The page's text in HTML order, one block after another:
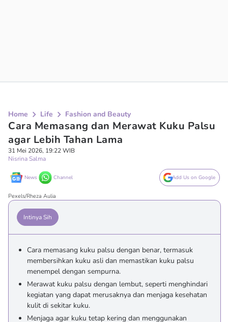
Home Life Fashion and Beauty
Cara Memasang dan Merawat Kuku Palsu
agar Lebih Tahan Lama
31 Mei 2026, 19:22 WIB
Nisrina Salma
News Channel Add Us on Google
Pexels/Rheza Aulia
Intinya Sih
Cara memasang kuku palsu dengan benar, termasuk
membersihkan kuku asli dan memastikan kuku palsu
menempel dengan sempurna.
Merawat kuku palsu dengan lembut, seperti menghindari
kegiatan yang dapat merusaknya dan menjaga kesehatan
kulit di sekitar kuku.
Menjaga agar kuku tetap kering dan menggunakan